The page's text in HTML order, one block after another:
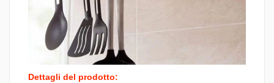
Dettagli del prodotto: